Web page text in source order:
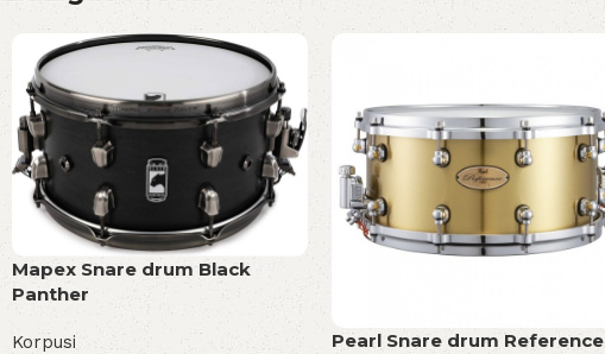
Mapex Snare drum Black
Panther
Korpusi
Pearl Snare drum Reference